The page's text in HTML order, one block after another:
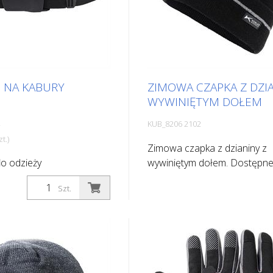
NA KABURY
odzieży
- zapięcie i
z poliamidu 6.6 -
rozciąganiu -
z normą EN ISO
Szt.
ZIMOWA CZAPKA Z
WYWINIĘTYM DOŁEM
KUB_8206 2102
Zimowa czapka z dzianiny z
wywiniętym dołem.